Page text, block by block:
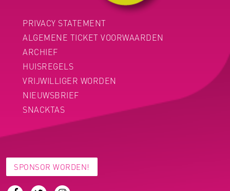
PRIVACY STATEMENT
ALGEMENE TICKET VOORWAARDEN
ARCHIEF
HUISREGELS
VRIJWILLIGER WORDEN
NIEUWSBRIEF
SNACKTAS
SPONSOR WORDEN!